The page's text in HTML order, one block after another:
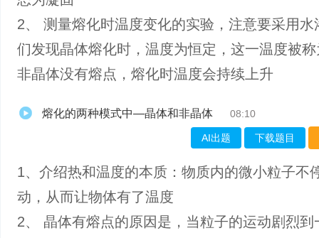
2、 测量熔化时温度变化的实验，注意要采用水
们发现晶体熔化时，温度为恒定，这一温度被
非晶体没有熔点，熔化时温度会持续上升
熔化的两种模式中—晶体和非晶体 08:10
AI出题 下载题目
1、介绍热和温度的本质：物质内的微小粒子不
动，从而让物体有了温度
2、 晶体有熔点的原因是，当粒子的运动剧烈到